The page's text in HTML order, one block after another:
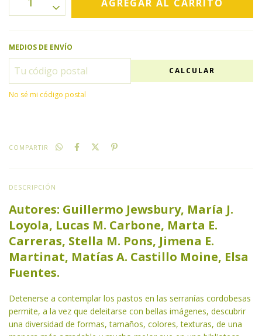
MEDIOS DE ENVÍO
CALCULAR
No sé mi código postal
COMPARTIR
DESCRIPCIÓN
Autores: Guillermo Jewsbury, María J.
Loyola, Lucas M. Carbone, Marta E.
Carreras, Stella M. Pons, Jimena E.
Martinat, Matías A. Castillo Moine, Elsa
Fuentes.
Detenerse a contemplar los pastos en las serranías cordobesas
permite, a la vez que deleitarse con bellas imágenes, descubrir
una diversidad de formas, tamaños, colores, texturas, de una